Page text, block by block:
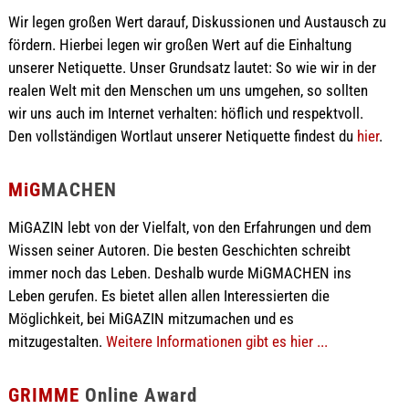
Wir legen großen Wert darauf, Diskussionen und Austausch zu
fördern. Hierbei legen wir großen Wert auf die Einhaltung
unserer Netiquette. Unser Grundsatz lautet: So wie wir in der
realen Welt mit den Menschen um uns umgehen, so sollten
wir uns auch im Internet verhalten: höflich und respektvoll.
Den vollständigen Wortlaut unserer Netiquette findest du hier.
MiGMACHEN
MiGAZIN lebt von der Vielfalt, von den Erfahrungen und dem
Wissen seiner Autoren. Die besten Geschichten schreibt
immer noch das Leben. Deshalb wurde MiGMACHEN ins
Leben gerufen. Es bietet allen allen Interessierten die
Möglichkeit, bei MiGAZIN mitzumachen und es
mitzugestalten. Weitere Informationen gibt es hier ...
GRIMME Online Award